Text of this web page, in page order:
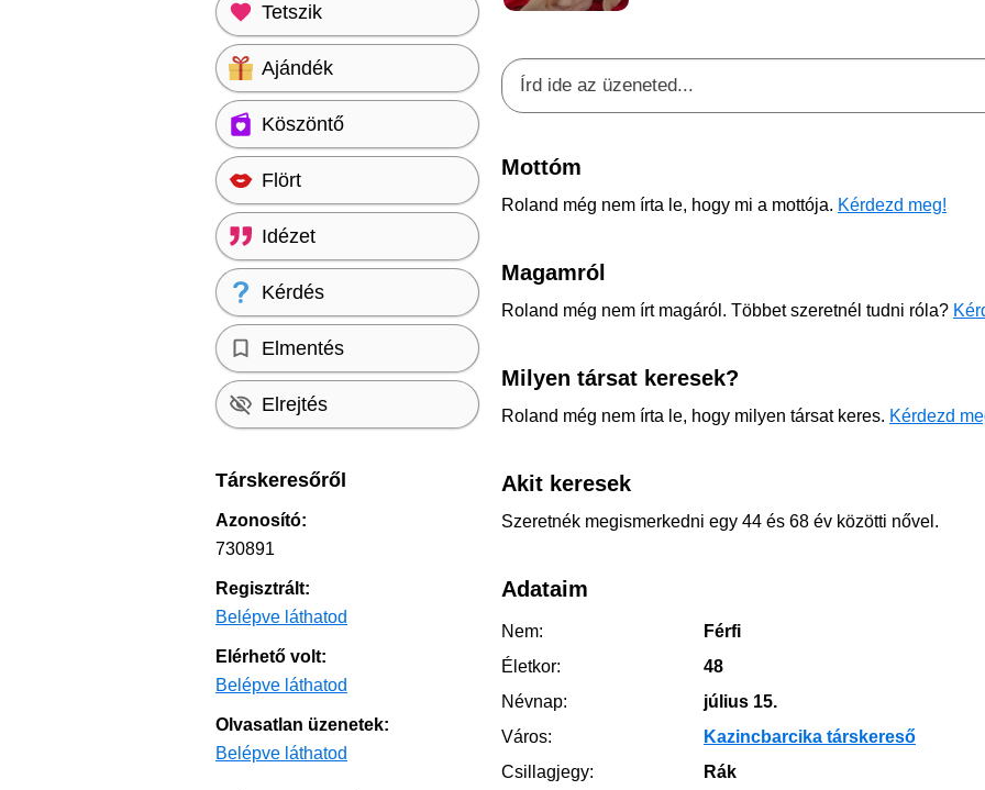
Mottóm
Roland még nem írta le, hogy mi a mottója. Kérdezd meg!
Magamról
Roland még nem írt magáról. Többet szeretnél tudni róla?
Milyen társat keresek?
Roland még nem írta le, hogy milyen társat keres. Kérdezd
Akit keresek
Szeretnék megismerkedni egy 44 és 68 év közötti nővel.
Adataim
Nem:
Férfi
Életkor:
48
Névnap:
július 15.
Város:
Kazincbarcika társkereső
Csillagjegy:
Rák
Tetszik
Ajándék
Köszöntő
Flört
Idézet
Kérdés
Elmentés
Elrejtés
Társkeresőről
Azonosító:
730891
Regisztrált:
Belépve láthatod
Elérhető volt:
Belépve láthatod
Olvasatlan üzenetek:
Belépve láthatod